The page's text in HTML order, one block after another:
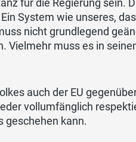
für die Regierung sein.
System wie unseres,
nicht grundlegend
Vielmehr muss es in
auch der EU
vollumfänglich
geschehen kann.